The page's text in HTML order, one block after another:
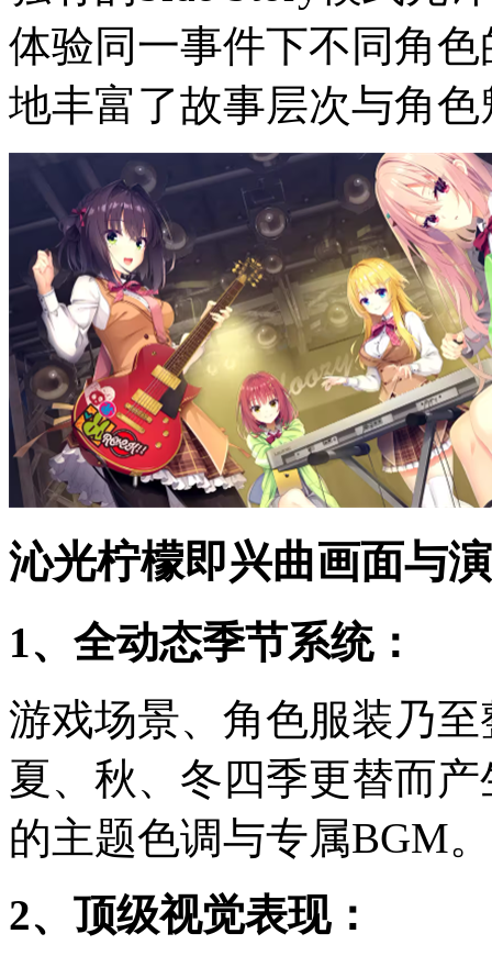
体验同一事件下不同角
地丰富了故事层次与角色
沁光柠檬即兴曲画面与
1、全动态季节系统：
游戏场景、角色服装乃
夏、秋、冬四季更替而
的主题色调与专属BGM。
2、顶级视觉表现：